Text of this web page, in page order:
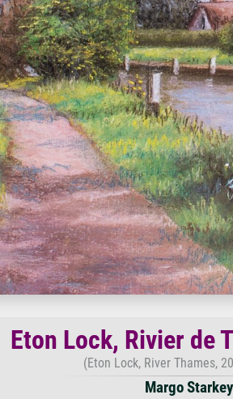
Eton Lock, Rivier de
(Eton Lock, River Thames,
Margo Starkey